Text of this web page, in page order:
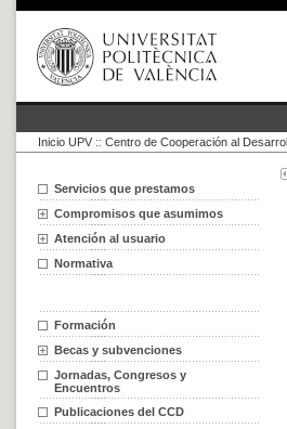
Inicio UPV :: Centro de Cooperación al
Servicios que prestamos
Compromisos que asumimos
Atención al usuario
Normativa
Formación
Becas y subvenciones
Jornadas, Congresos y
Encuentros
Publicaciones del CCD